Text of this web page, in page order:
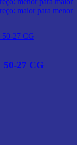
maior para menor
27 CG